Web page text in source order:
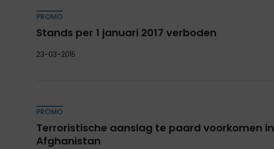
PROMO
Stands per 1 januari 2017 verboden
23-03-2015
PROMO
Terroristische aanslag te paard voorkomen in
Afghanistan